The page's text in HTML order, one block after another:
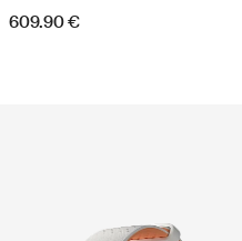
609.90 €